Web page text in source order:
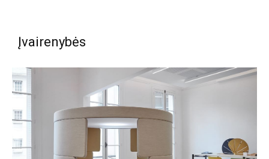
Įvairenybės